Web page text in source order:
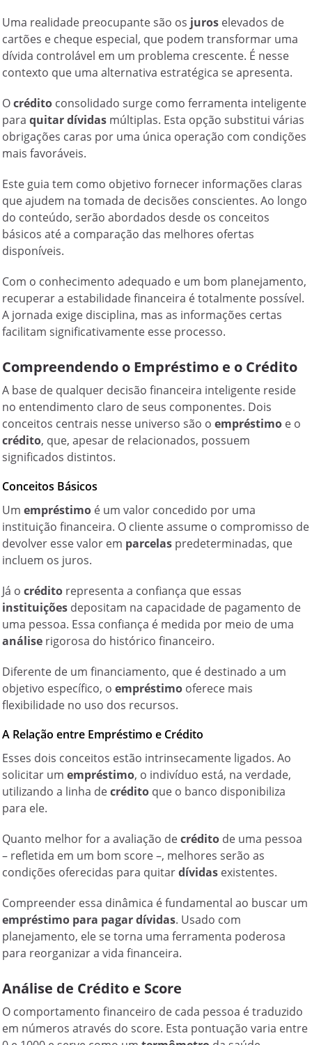
Uma realidade preocupante são os juros elevados de
cartões e cheque especial, que podem transformar uma
dívida controlável em um problema crescente. É nesse
contexto que uma alternativa estratégica se apresenta.
Ocrédito consolidado surge como ferramenta inteligente
paraquitar dívidas múltiplas. Esta opção substitui várias
obrigações caras por uma única operação com condições
mais favoráveis.
Este guia tem como objetivo fornecer informações claras
que ajudem na tomada de decisões conscientes. Ao longo
do conteúdo, serão abordados desde os conceitos
básicos até a comparação das melhores ofertas
disponíveis.
Com o conhecimento adequado e um bom planejamento,
recuperar a estabilidade financeira é totalmente possível.
A jornada exige disciplina, mas as informações certas
facilitam significativamente esse processo.
Compreendendo o Empréstimo e o Crédito
A base de qualquer decisão financeira inteligente reside
no entendimento claro de seus componentes. Dois
conceitos centrais nesse universo são oempréstimo e o
crédito, que, apesar de relacionados, possuem
significados distintos.
Conceitos Básicos
Umempréstimo é um valor concedido por uma
instituição financeira. O cliente assume o compromisso de
devolver esse valor em parcelas predeterminadas, que
incluem os juros.
Já ocrédito representa a confiança que essas
instituições depositam na capacidade de pagamento de
uma pessoa. Essa confiança é medida por meio de uma
análise rigorosa do histórico financeiro.
Diferente de um financiamento, que é destinado a um
objetivo específico, oempréstimo oferece mais
flexibilidade no uso dos recursos.
A Relação entre Empréstimo e Crédito
Esses dois conceitos estão intrinsecamente ligados. Ao
solicitar umempréstimo, o indivíduo está, na verdade,
utilizando a linha decrédito que o banco disponibiliza
para ele.
Quanto melhor for a avaliação decrédito de uma pessoa
– refletida em um bom score –, melhores serão as
condições oferecidas para quitardívidas existentes.
Compreender essa dinâmica é fundamental ao buscar um
empréstimo para pagar dívidas. Usado com
planejamento, ele se torna uma ferramenta poderosa
para reorganizar a vida financeira.
Análise de Crédito e Score
O comportamento financeiro de cada pessoa é traduzido
em números através do score. Esta pontuação varia entre